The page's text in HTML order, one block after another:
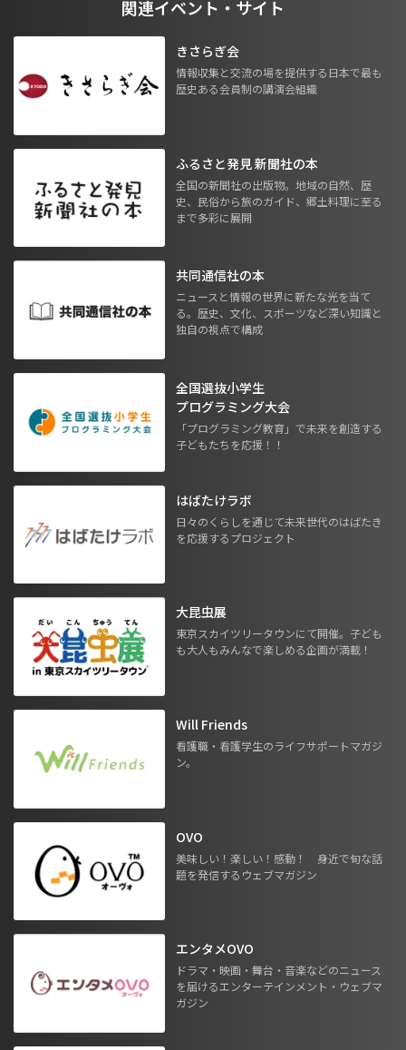
関連イベント・サイト
きさらぎ会
情報収集と交流の場を提供する日本で最も
歴史ある会員制の講演会組織
ふるさと発見 新聞社の本
全国の新聞社の出版物。地域の自然、歴
史、民俗から旅のガイド、郷土料理に至る
まで多彩に展開
共同通信社の本
ニュースと情報の世界に新たな光を当て
る。歴史、文化、スポーツなど深い知識と
独自の視点で構成
全国選抜小学生
プログラミング大会
「プログラミング教育」で未来を創造する
子どもたちを応援！！
はばたけラボ
日々のくらしを通じて未来世代のはばたき
を応援するプロジェクト
大昆虫展
東京スカイツリータウンにて開催。子ども
も大人もみんなで楽しめる企画が満載！
Will Friends
看護職・看護学生のライフサポートマガジ
ン。
OVO
美味しい！楽しい！感動！ 身近で旬な話
題を発信するウェブマガジン
エンタメOVO
ドラマ・映画・舞台・音楽などのニュース
を届けるエンターテインメント・ウェブマ
ガジン